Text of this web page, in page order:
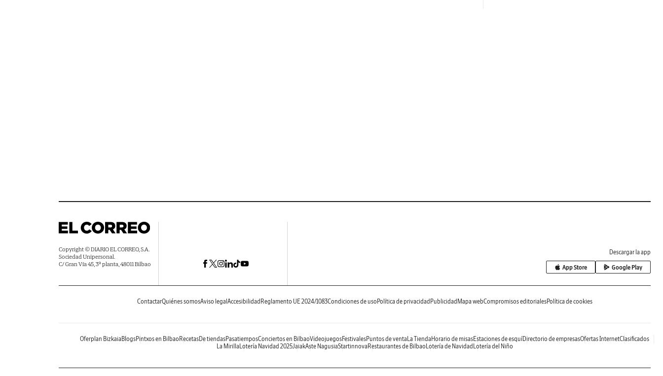
Copyright © DIARIO EL CORREO, S.A.
Sociedad Unipersonal.
C/ Gran Vía 45, 3ª planta, 48011 Bilbao
Descargar la app
App Store Google Play
ContactarQuiénes somosAviso legal Accesibilidad Reglamento UE 2024/1083Condiciones de uso Política de privacidad Publicidad Mapa webCompromisos editorialesPolítica de cookies
Oferplan Bizkaia BlogsPintxos en Bilbao RecetasDe tiendasPasatiemposConciertos en BilbaoVideojuegosFestivalesPuntos de venta La Tienda Horario de misasEstaciones de esquíDirectorio de empresasOfertas InternetClasificados
La Mirilla Lotería Navidad 2025JaiakAste NagusiaStartinnova Restaurantes de Bilbao Lotería de Navidad Lotería del Niño